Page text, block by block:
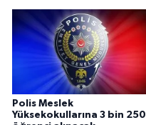
Polis Meslek
Yüksekokullarına 3 bin 250